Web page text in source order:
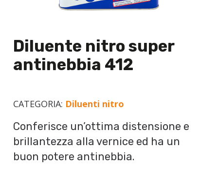
Diluente nitro super
antinebbia 412
CATEGORIA: Diluenti nitro
Conferisce un’ottima distensione e
brillantezza alla vernice ed ha un
buon potere antinebbia.